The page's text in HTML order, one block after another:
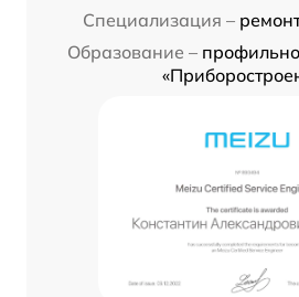
Специализация –
Образование –